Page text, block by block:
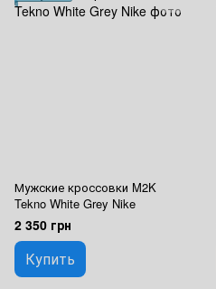
Мужские кроссовки M2K
Tekno White Grey Nike
2 350 грн
Купить